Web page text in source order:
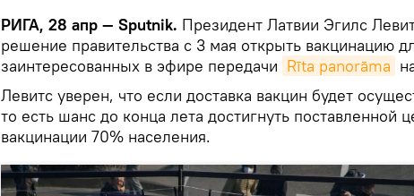
РИГА, 28 апр — Sputnik. Президент Латвии Эгилс
решение правительства с 3 мая открыть вакцинацию
заинтересованных в эфире передачи Rīta panorāma
Левитс уверен, что если доставка вакцин будет
то есть шанс до конца лета достигнуть поставленной
вакцинации 70% населения.